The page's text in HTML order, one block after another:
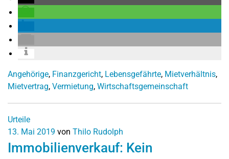
Angehörige, Finanzgericht, Lebensgefährte, Mietverhältnis,
Mietvertrag, Vermietung, Wirtschaftsgemeinschaft
Urteile
13. Mai 2019 von Thilo Rudolph
Immobilienverkauf: Kein